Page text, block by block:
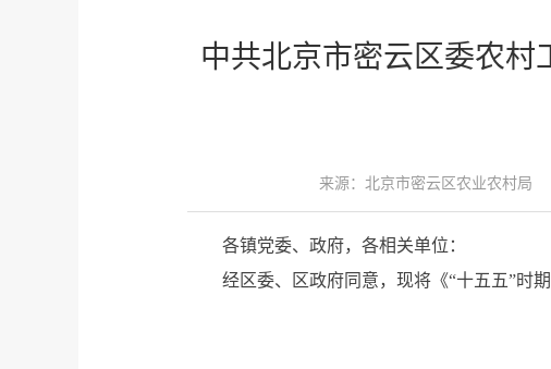
中共北京市密云区委农村
来源：北京市密云区农业农村局
各镇党委、政府，各相关单位：
经区委、区政府同意，现将《“十五五”时